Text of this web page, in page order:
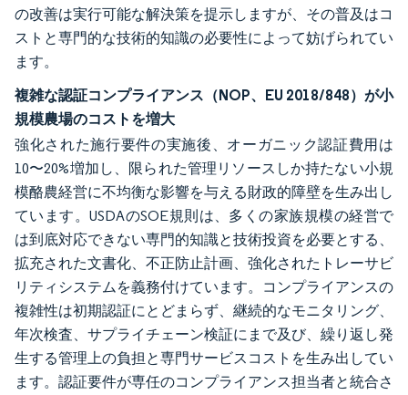
の改善は実行可能な解決策を提示しますが、その普及はコ
ストと専門的な技術的知識の必要性によって妨げられてい
ます。
複雑な認証コンプライアンス（NOP、EU 2018/848）が小
規模農場のコストを増大
強化された施行要件の実施後、オーガニック認証費用は
10〜20%増加し、限られた管理リソースしか持たない小規
模酪農経営に不均衡な影響を与える財政的障壁を生み出し
ています。USDAのSOE規則は、多くの家族規模の経営で
は到底対応できない専門的知識と技術投資を必要とする、
拡充された文書化、不正防止計画、強化されたトレーサビ
リティシステムを義務付けています。コンプライアンスの
複雑性は初期認証にとどまらず、継続的なモニタリング、
年次検査、サプライチェーン検証にまで及び、繰り返し発
生する管理上の負担と専門サービスコストを生み出してい
ます。認証要件が専任のコンプライアンス担当者と統合さ